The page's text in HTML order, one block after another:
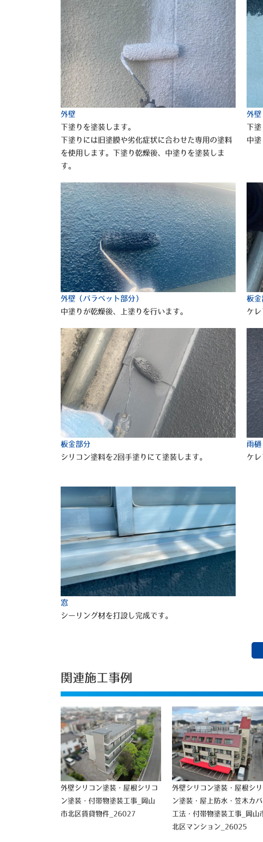
外壁
下塗りを塗装します。
下塗りには旧塗膜や劣化症状に合わせた専用の塗料
を使用します。下塗り乾燥後、中塗りを塗装しま
す。
外壁
下塗
中塗
外壁（パラペット部分）
中塗りが乾燥後、上塗りを行います。
板金
ケレ
板金部分
シリコン塗料を2回手塗りにて塗装します。
雨樋
ケレ
窓
シーリング材を打設し完成です。
関連施工事例
外壁シリコン塗装・屋根シリコ
ン塗装・付帯物塗装工事_岡山
市北区賃貸物件_26027
外壁シリコン塗装・屋根シリ
ン塗装・屋上防水・笠木カ
工法・付帯物塗装工事_岡山
北区マンション_26025